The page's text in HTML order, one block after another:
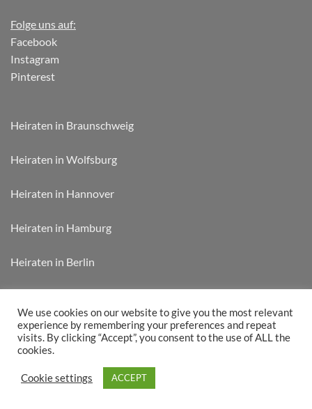
Folge uns auf:
Facebook
Instagram
Pinterest
Heiraten in Braunschweig
Heiraten in Wolfsburg
Heiraten in Hannover
Heiraten in Hamburg
Heiraten in Berlin
WEDDIFY CARD „JETZT KAUFEN“
Copyright 2026 © Weddify
We use cookies on our website to give you the most relevant
experience by remembering your preferences and repeat
visits. By clicking “Accept”, you consent to the use of ALL the
cookies.
Cookie settings ACCEPT